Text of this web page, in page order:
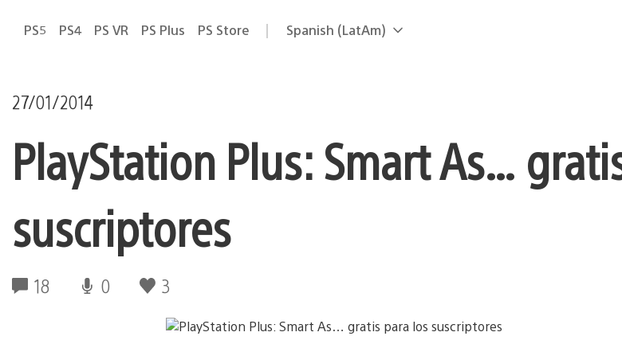
PS5 PS4 PS VR PS Plus PS Store Elige
Región
Spanish (LatAm)
27/01/2014
PlayStation Plus: Smart As…
suscriptores
18 0 3